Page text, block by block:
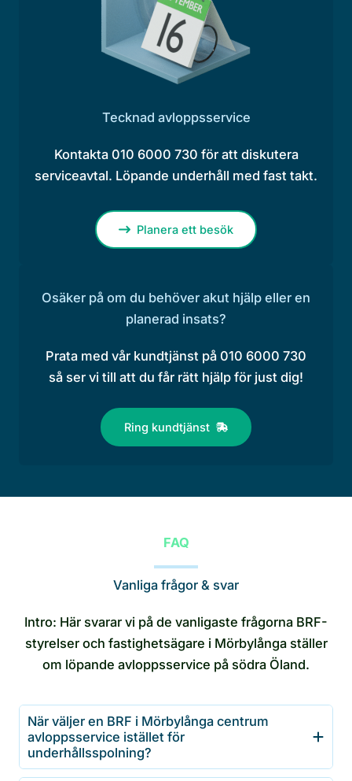
Tecknad avloppsservice
Kontakta 010 6000 730 för att diskutera
serviceavtal. Löpande underhåll med fast takt.
Planera ett besök
Osäker på om du behöver akut hjälp eller en
planerad insats?
Prata med vår kundtjänst på 010 6000 730
så ser vi till att du får rätt hjälp för just dig!
Ring kundtjänst
FAQ
Vanliga frågor & svar
Intro: Här svarar vi på de vanligaste frågorna BRF-
styrelser och fastighetsägare i Mörbylånga ställer
om löpande avloppsservice på södra Öland.
När väljer en BRF i Mörbylånga centrum
avloppsservice istället för
underhållsspolning?